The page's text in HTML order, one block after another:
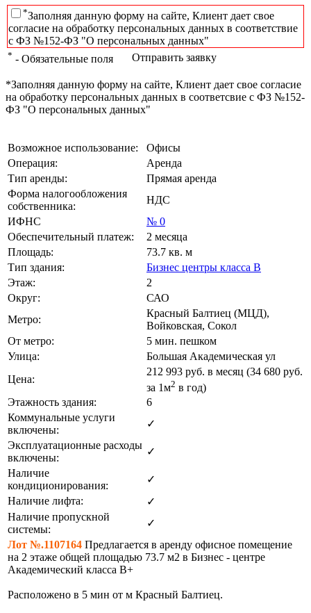
*Заполняя данную форму на сайте, Клиент дает свое
согласие на обработку персональных данных в соответствие
с ФЗ №152-ФЗ "О персональных данных"
* - Обязательные поля Отправить заявку
*Заполняя данную форму на сайте, Клиент дает свое согласие
на обработку персональных данных в соответсвие с ФЗ №152-
ФЗ "О персональных данных"
Возможное использование:
Офисы
Операция:
Аренда
Тип аренды:
Прямая аренда
Форма налогообложения
собственника:
НДС
ИФНС
№ 0
Обеспечительный платеж:
2 месяца
Площадь:
73.7 кв. м
Тип здания:
Бизнес центры класса B
Этаж:
2
Округ:
САО
Метро:
Красный Балтиец (МЦД),
Войковская, Сокол
От метро:
5 мин. пешком
Улица:
Большая Академическая ул
Цена:
212 993 руб. в месяц (34 680 руб.
за 1м2 в год)
Этажность здания:
6
Коммунальные услуги
включены:
✓
Эксплуатационные расходы
включены:
✓
Наличие
кондиционирования:
✓
Наличие лифта:
✓
Наличие пропускной
системы:
✓
Лот №.1107164 Предлагается в аренду офисное помещение
на 2 этаже общей площадью 73.7 м2 в Бизнес - центре
Академический класса В+
Расположено в 5 мин от м Красный Балтиец.